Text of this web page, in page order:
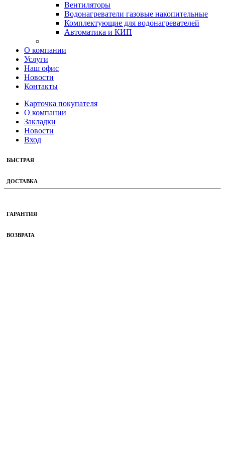
Вентиляторы
Водонагреватели газовые накопительные
Комплектующие для водонагревателей
Автоматика и КИП
О компании
Услуги
Наш офис
Новости
Контакты
Карточка покупателя
О компании
Закладки
Новости
Вход
БЫСТРАЯ
ДОСТАВКА
ГАРАНТИЯ
ВОЗВРАТА